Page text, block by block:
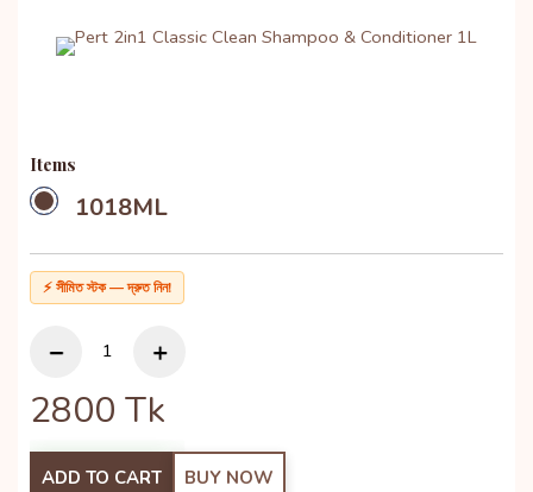
Items
1018ML
⚡ সীমিত স্টক — দ্রুত নিন!
2800 Tk
ADD TO CART BUY NOW